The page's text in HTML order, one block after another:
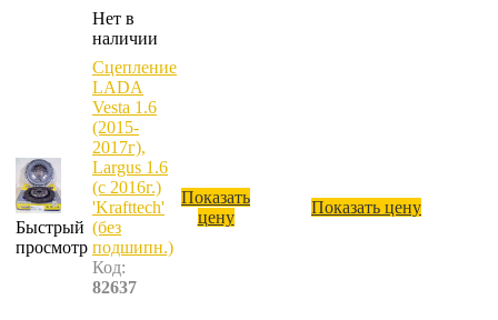
Нет в
наличии
Быстрый
просмотр
Сцепление
LADA
Vesta 1.6
(2015-
2017г),
Largus 1.6
(c 2016г.)
'Krafttech'
(без
подшипн.)
Код:
82637
Показать
цену
Показать цену